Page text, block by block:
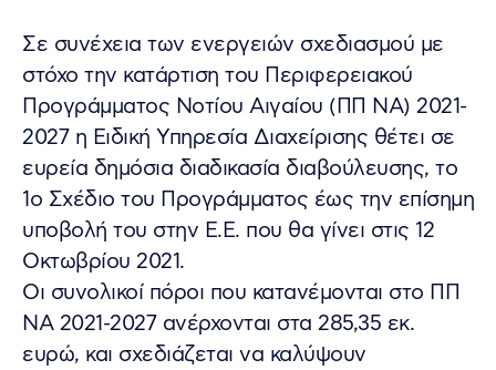
Σε συνέχεια των ενεργειών σχεδιασμού με
στόχο την κατάρτιση του Περιφερειακού
Προγράμματος Νοτίου Αιγαίου (ΠΠ ΝΑ) 2021-
2027 η Ειδική Υπηρεσία Διαχείρισης θέτει σε
ευρεία δημόσια διαδικασία διαβούλευσης, το
1ο Σχέδιο του Προγράμματος έως την επίσημη
υποβολή του στην Ε.Ε. που θα γίνει στις 12
Οκτωβρίου 2021.
Οι συνολικοί πόροι που κατανέμονται στο ΠΠ
ΝΑ 2021-2027 ανέρχονται στα 285,35 εκ.
ευρώ, και σχεδιάζεται να καλύψουν